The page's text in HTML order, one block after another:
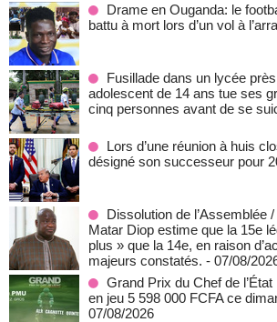
Drame en Ouganda: le
battu à mort lors d’un vol à
Fusillade dans un lycée
adolescent de 14 ans tue ses
cinq personnes avant de se
Lors d’une réunion à huis
désigné son successeur pour
Dissolution de l’Assemblée /
Matar Diop estime que la 15e
plus » que la 14e, en raison
majeurs constatés. - 07/08/
Grand Prix du Chef de
en jeu 5 598 000 FCFA ce
07/08/2026